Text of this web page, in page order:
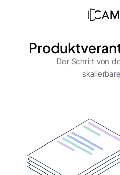
Der Schritt von